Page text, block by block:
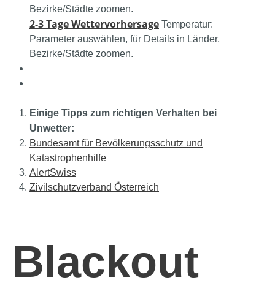
Bezirke/Städte zoomen.
2-3 Tage Wettervorhersage Temperatur:
Parameter auswählen, für Details in Länder,
Bezirke/Städte zoomen.
Einige Tipps zum richtigen Verhalten bei
Unwetter:
Bundesamt für Bevölkerungsschutz und
Katastrophenhilfe
AlertSwiss
Zivilschutzverband Österreich
Blackout